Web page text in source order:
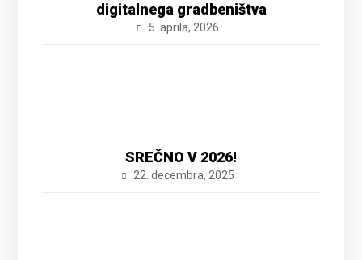
digitalnega gradbeništva
5. aprila, 2026
SREČNO V 2026!
22. decembra, 2025